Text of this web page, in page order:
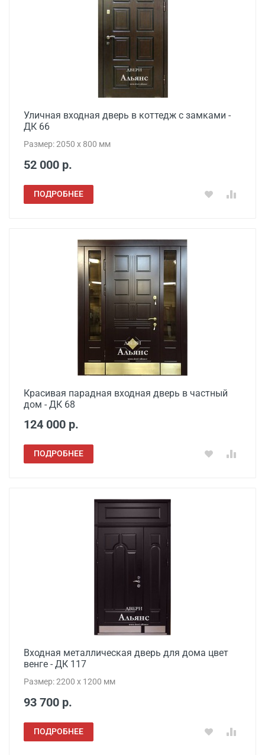
Уличная входная дверь в коттедж с замками -
ДК 66
Размер: 2050 x 800 мм
52 000 р.
ПОДРОБНЕЕ
Красивая парадная входная дверь в частный
дом - ДК 68
124 000 р.
ПОДРОБНЕЕ
Входная металлическая дверь для дома цвет
венге - ДК 117
Размер: 2200 x 1200 мм
93 700 р.
ПОДРОБНЕЕ